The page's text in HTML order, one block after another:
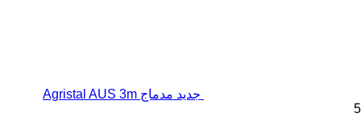
جديد مدماج Agristal AUS 3m
5